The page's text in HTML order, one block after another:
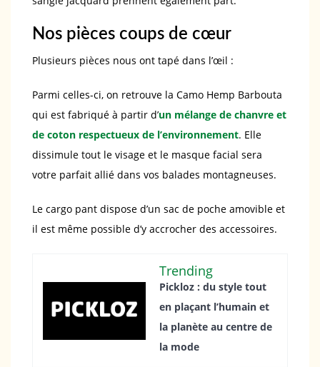
Nos pièces coups de cœur
Plusieurs pièces nous ont tapé dans l’œil :
Parmi celles-ci, on retrouve la Camo Hemp Barbouta
qui est fabriqué à partir d’un mélange de chanvre et
de coton respectueux de l’environnement. Elle
dissimule tout le visage et le masque facial sera
votre parfait allié dans vos balades montagneuses.
Le cargo pant dispose d’un sac de poche amovible et
il est même possible d’y accrocher des accessoires.
Trending
Pickloz : du style tout
en plaçant l’humain et
la planète au centre de
la mode